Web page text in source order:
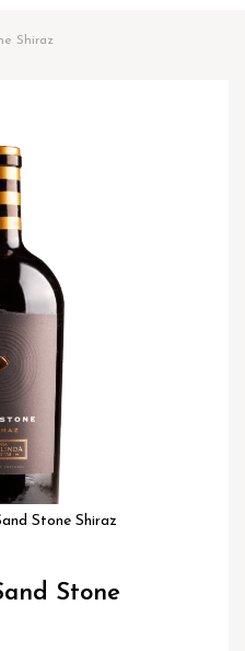
Shiraz
Stone Shiraz
Stone